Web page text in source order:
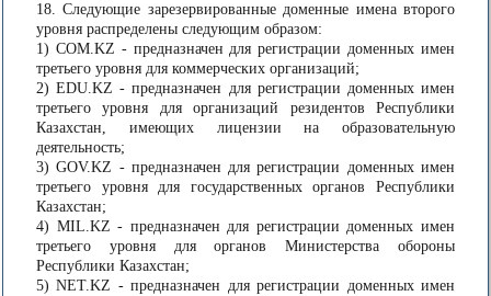
18. Следующие зарезервированные доменные имена второго
уровня распределены следующим образом:
1) COM.KZ - предназначен для регистрации доменных имен
третьего уровня для коммерческих организаций;
2) EDU.KZ - предназначен для регистрации доменных имен
третьего уровня для организаций резидентов Республики
Казахстан, имеющих лицензии на образовательную
деятельность;
3) GOV.KZ - предназначен для регистрации доменных имен
третьего уровня для государственных органов Республики
Казахстан;
4) MIL.KZ - предназначен для регистрации доменных имен
третьего уровня для органов Министерства обороны
Республики Казахстан;
5) NET.KZ - предназначен для регистрации доменных имен